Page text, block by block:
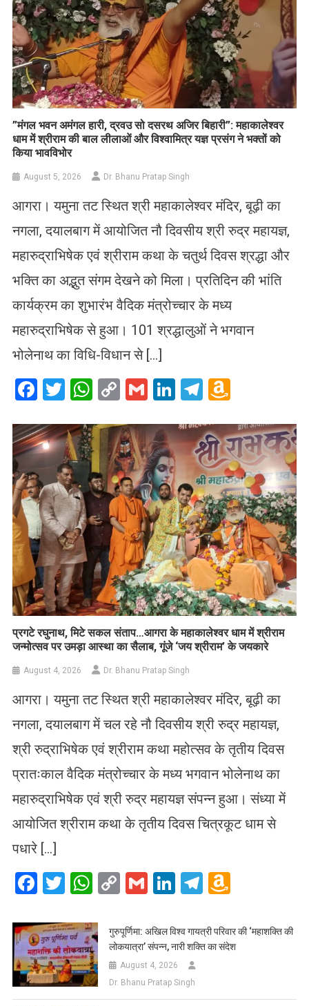
​”मंगल भवन अमंगल हारी, द्रवउ सो दसरथ अजिर बिहारी”: महाकालेश्वर
धाम में श्रीराम की बाल लीलाओं और विश्वामित्र यज्ञ प्रसंग ने भक्तों को
किया भावविभोर
August 5, 2026 Dr. Bhanu Pratap Singh
आगरा। यमुना तट स्थित श्री महाकालेश्वर मंदिर, बूढ़ी का
नगला, दयालबाग में आयोजित नौ दिवसीय श्री रुद्र महायज्ञ,
महारुद्राभिषेक एवं श्रीराम कथा के चतुर्थ दिवस श्रद्धा और
भक्ति का अद्भुत संगम देखने को मिला। प्रतिदिन की भांति
कार्यक्रम का शुभारंभ वैदिक मंत्रोच्चार के मध्य
महारुद्राभिषेक से हुआ। 101 श्रद्धालुओं ने भगवान
भोलेनाथ का विधि-विधान से […]
Facebook
Twitter
WhatsApp
CopyGmailLinkedIn
Telegram
List
प्रगटे रघुनाथ, मिटे सकल संताप…आगरा के महाकालेश्वर धाम में श्रीराम
जन्मोत्सव पर उमड़ा आस्था का सैलाब, गूंजे ‘जय श्रीराम’ के जयकारे
August 4, 2026 Dr. Bhanu Pratap Singh
आगरा। यमुना तट स्थित श्री महाकालेश्वर मंदिर, बूढ़ी का
नगला, दयालबाग में चल रहे नौ दिवसीय श्री रुद्र महायज्ञ,
श्री रुद्राभिषेक एवं श्रीराम कथा महोत्सव के तृतीय दिवस
प्रातःकाल वैदिक मंत्रोच्चार के मध्य भगवान भोलेनाथ का
महारुद्राभिषेक एवं श्री रुद्र महायज्ञ संपन्न हुआ। संध्या में
आयोजित श्रीराम कथा के तृतीय दिवस चित्रकूट धाम से
पधारे […]
Facebook
Twitter
WhatsApp
CopyGmailLinkedIn
Telegram
List
गुरुपूर्णिमा: अखिल विश्व गायत्री परिवार की ‘महाशक्ति की
लोकयात्रा’ संपन्न, नारी शक्ति का संदेश
August 4, 2026
Dr. Bhanu Pratap Singh